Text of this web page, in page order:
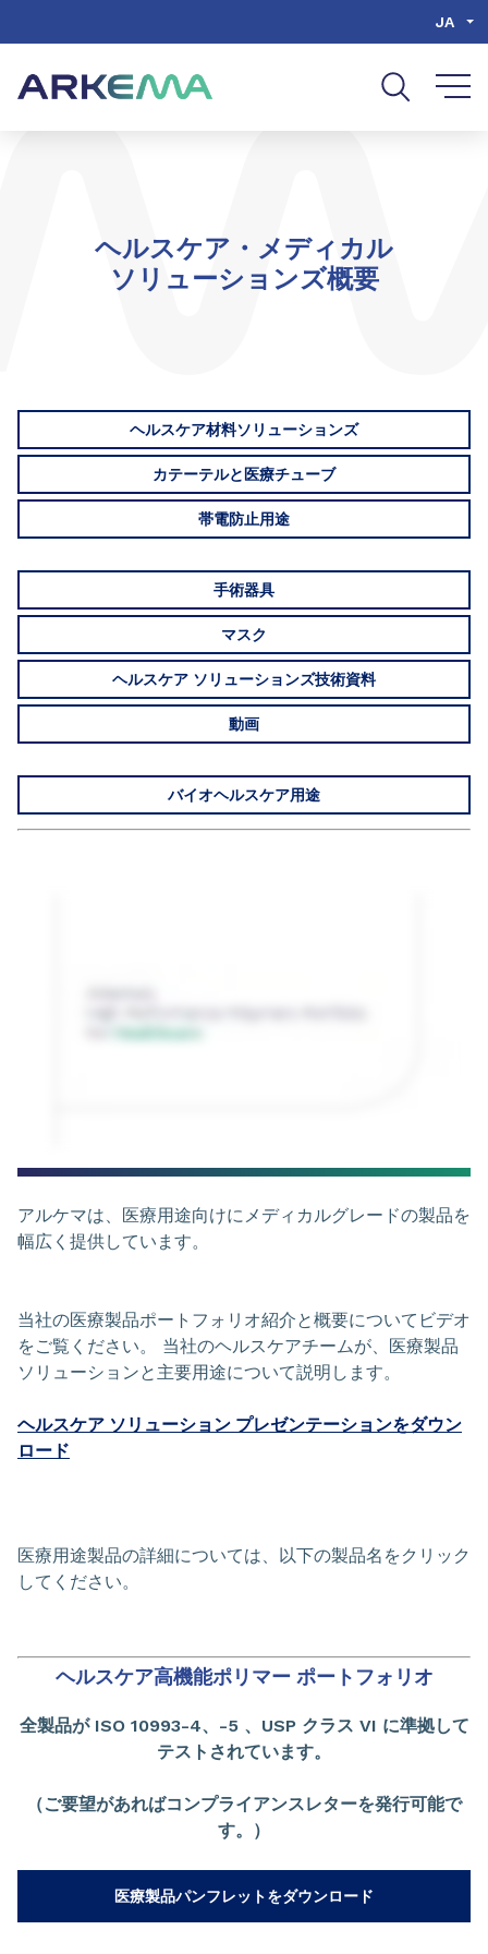
JA
ヘルスケア・メディカル
ソリューションズ概要
ヘルスケア材料ソリューションズ
カテーテルと医療チューブ
帯電防止用途
手術器具
マスク
ヘルスケア ソリューションズ技術資料
動画
バイオヘルスケア用途
アルケマは、医療用途向けにメディカルグレードの製品を
幅広く提供しています。
当社の医療製品ポートフォリオ紹介と概要についてビデオ
をご覧ください。 当社のヘルスケアチームが、医療製品
ソリューションと主要用途について説明します。
ヘルスケア ソリューション プレゼンテーションをダウン
ロード
医療用途製品の詳細については、以下の製品名をクリック
してください。
ヘルスケア高機能ポリマー ポートフォリオ
全製品が ISO 10993-4、-5 、USP クラス VI に準拠して
テストされています。
（ご要望があればコンプライアンスレターを発行可能で
す。）
医療製品パンフレットをダウンロード